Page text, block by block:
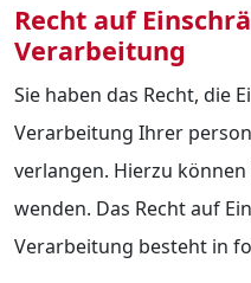
Recht auf
Verarbeitung
Sie haben das Recht, die
Verarbeitung Ihrer
verlangen. Hierzu
wenden. Das Recht auf
Verarbeitung besteht in